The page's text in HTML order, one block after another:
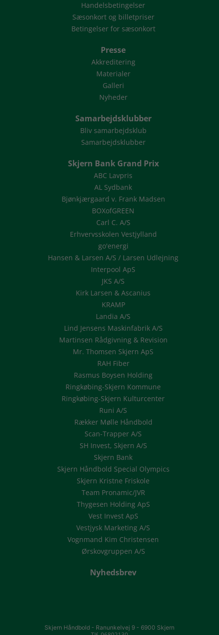
Handelsbetingelser
Sæsonkort og billetpriser
Betingelser for sæsonkort
Presse
Akkreditering
Materialer
Galleri
Nyheder
Samarbejdsklubber
Bliv samarbejdsklub
Samarbejdsklubber
Skjern Bank Grand Prix
ABC Lavpris
AL Sydbank
Bjønkjærgaard v. Frank Madsen
BOXofGREEN
Carl C. A/S
Erhvervsskolen Vestjylland
go'energi
Hansen & Larsen A/S / Larsen Udlejning
Interpool ApS
JKS A/S
Kirk Larsen & Ascanius
KRAMP
Landia A/S
Lind Jensens Maskinfabrik A/S
Martinsen Rådgivning & Revision
Mr. Thomsen Skjern ApS
RAH Fiber
Rasmus Boysen Holding
Ringkøbing-Skjern Kommune
Ringkøbing-Skjern Kulturcenter
Runi A/S
Rækker Mølle Håndbold
Scan-Trapper A/S
SH Invest, Skjern A/S
Skjern Bank
Skjern Håndbold Special Olympics
Skjern Kristne Friskole
Team Pronamic/JVR
Thygesen Holding ApS
Vest Invest ApS
Vestjysk Marketing A/S
Vognmand Kim Christensen
Ørskovgruppen A/S
Nyhedsbrev
Skjern Håndbold - Ranunkelvej 9 - 6900 Skjern